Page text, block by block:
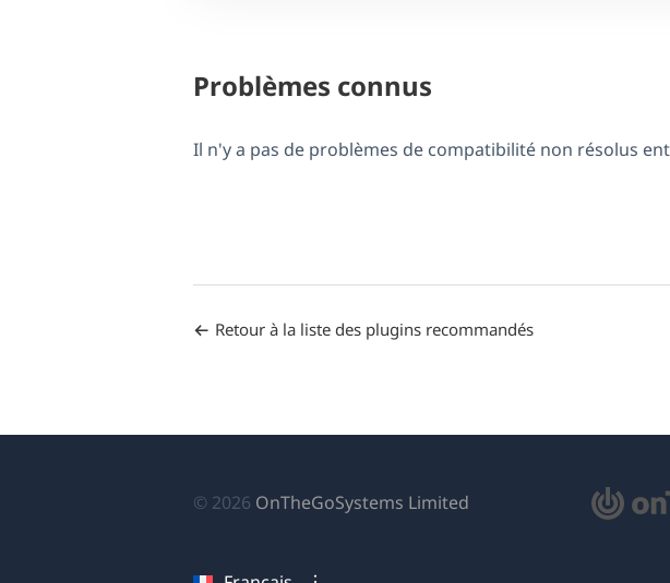
Problèmes connus
Il n'y a pas de problèmes de compatibilité non résolus
Retour à la liste des plugins recommandés
© 2026 OnTheGoSystems Limited